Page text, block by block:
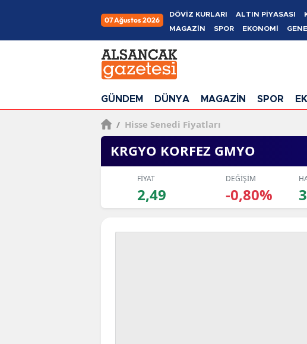
07 Ağustos 2026
DÖVİZ KURLARI ALTIN PİYASASI
MAGAZİN
SPOR EKONOMİ
GÜNDEM DÜNYA MAGAZİN SPOR
/ Hisse Senedi Fiyatları
KRGYO KORFEZ GMYO
FİYAT
2,49
DEĞİŞİM
-0,80%